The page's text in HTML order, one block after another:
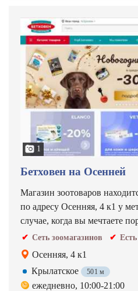
1
Бетховен на Осенней
Магазин зоотоваров
по адресу Осенняя, 4 к1 у
случае, когда вы мечтаете
Сеть зоомагазинов
Осенняя, 4 к1
Крылатское
501 м
ежедневно, 10:00-21:00